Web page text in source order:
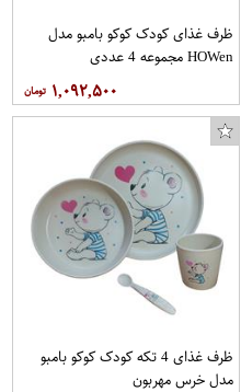
ظرف غذای کودک کوکو بامبو مدل
HOWen مجموعه 4 عددی
۱,۰۹۲,۵۰۰
ظرف غذای 4 تکه کودک کوکو بامبو
مدل خرس مهربون